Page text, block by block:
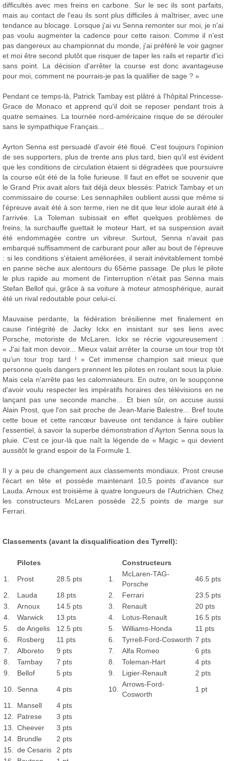
difficultés avec mes freins en carbone. Sur le sec ils sont parfaits,
mais au contact de l'eau ils sont plus difficiles à maîtriser, avec une
tendance au blocage. Lorsque j'ai vu Senna remonter sur moi, je n'ai
pas voulu augmenter la cadence pour cette raison. Comme il n'est
pas dangereux au championnat du monde, j'ai préféré le voir gagner
et moi être second plutôt que risquer de taper les rails et repartir d'ici
sans point. La décision d'arrêter la course est donc avantageuse
pour moi, comment ne pourrais-je pas la qualifier de sage ? »
Pendant ce temps-là, Patrick Tambay est plâtré à l'hôpital Princesse-
Grace de Monaco et apprend qu'il doit se reposer pendant trois à
quatre semaines. La tournée nord-américaine risque de se dérouler
sans le sympathique Français...
Ayrton Senna est persuadé d'avoir été floué. C'est toujours l'opinion
de ses supporters, plus de trente ans plus tard, bien qu'il est évident
que les conditions de circulation étaient si dégradées que poursuivre
la course eût été de la folie furieuse. Il faut en effet se souvenir que
le Grand Prix avait alors fait déjà deux blessés: Patrick Tambay et un
commissaire de course. Les sennaphiles oublient aussi que même si
l'épreuve avait été à son terme, rien ne dit que leur idole aurait été à
l'arrivée. La Toleman subissait en effet quelques problèmes de
freins, la surchauffe guettait le moteur Hart, et sa suspension avait
été endommagée contre un vibreur. Surtout, Senna n'avait pas
embarqué suffisamment de carburant pour aller au bout de l'épreuve
: si les conditions s'étaient améliorées, il serait inévitablement tombé
en panne sèche aux alentours du 65ème passage. De plus le pilote
le plus rapide au moment de l'interruption n'était pas Senna mais
Stefan Bellof qui, grâce à sa voiture à moteur atmosphérique, aurait
été un rival redoutable pour celui-ci.
Mauvaise perdante, la fédération brésilienne met finalement en
cause l'intégrité de Jacky Ickx en insistant sur ses liens avec
Porsche, motoriste de McLaren. Ickx se récrie vigoureusement :
« J'ai fait mon devoir... Mieux valait arrêter la course un tour trop tôt
qu'un tour trop tard ! » Cet immense champion sait mieux que
personne quels dangers prennent les pilotes en roulant sous la pluie.
Mais cela n'arrête pas les calomniateurs. En outre, on le soupçonne
d'avoir voulu respecter les impératifs horaires des télévisions en ne
lançant pas une seconde manche... Et bien sûr, on accuse aussi
Alain Prost, que l'on sait proche de Jean-Marie Balestre... Bref toute
cette boue et cette rancœur baveuse ont tendance à faire oublier
l'essentiel, à savoir la superbe démonstration d'Ayrton Senna sous la
pluie. C'est ce jour-là que naît la légende de « Magic » qui devient
aussitôt le grand espoir de la Formule 1.
Il y a peu de changement aux classements mondiaux. Prost creuse
l'écart en tête et possède maintenant 10,5 points d'avance sur
Lauda. Arnoux est troisième à quatre longueurs de l'Autrichien. Chez
les constructeurs McLaren possède 22,5 points de marge sur
Ferrari.
Classements (avant la disqualification des Tyrrell):
Pilotes
Constructeurs
1.
Prost 28.5 pts 1.
McLaren-TAG-
Porsche
46.5 pts
2.
Lauda 18 pts 2. Ferrari
23.5 pts
3.
Arnoux 14.5 pts 3. Renault
20 pts
4.
Warwick 13 pts 4. Lotus-Renault
16.5 pts
5.
de Angelis 12.5 pts 5. Williams-Honda
11 pts
6.
Rosberg 11 pts 6. Tyrrell-Ford-Cosworth 7 pts
7.
Alboreto 9 pts 7. Alfa Romeo
6 pts
8.
Tambay 7 pts 8. Toleman-Hart
4 pts
9.
Bellof 5 pts 9. Ligier-Renault
2 pts
10.
Senna 4 pts 10.
Arrows-Ford-
Cosworth
1 pt
11.
Mansell
4 pts
12.
Patrese
3 pts
13.
Cheever
3 pts
14.
Brundle
2 pts
15.
de Cesaris
2 pts